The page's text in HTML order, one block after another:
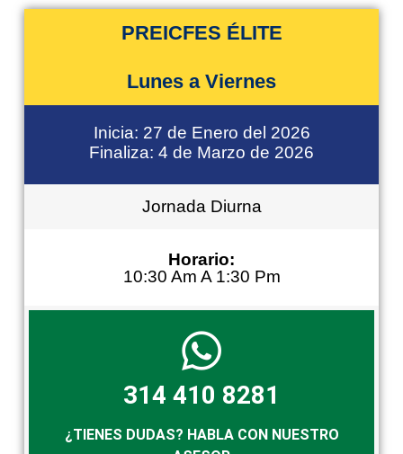
PREICFES ÉLITE
Lunes a Viernes
Inicia: 27 de Enero del 2026
Finaliza: 4 de Marzo de 2026
Jornada Diurna
Horario:
10:30 Am A 1:30 Pm
314 410 8281
¿TIENES DUDAS? HABLA CON NUESTRO